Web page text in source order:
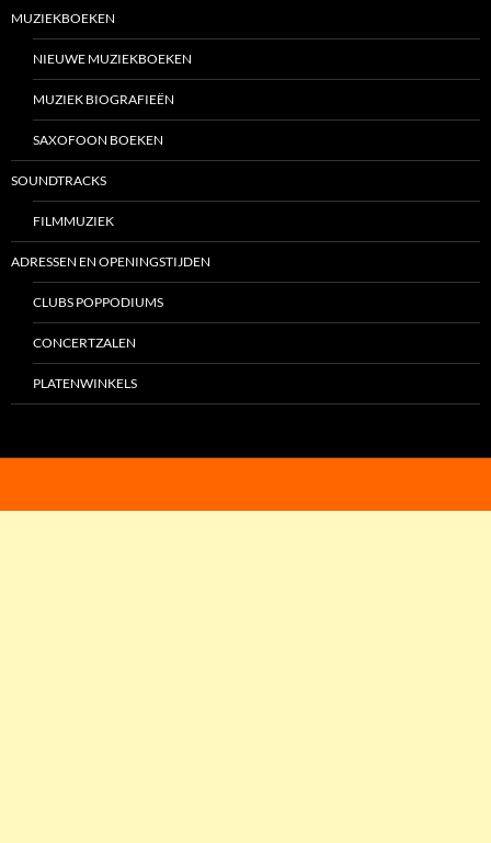
MUZIEKBOEKEN
NIEUWE MUZIEKBOEKEN
MUZIEK BIOGRAFIEËN
SAXOFOON BOEKEN
SOUNDTRACKS
FILMMUZIEK
ADRESSEN EN OPENINGSTIJDEN
CLUBS POPPODIUMS
CONCERTZALEN
PLATENWINKELS